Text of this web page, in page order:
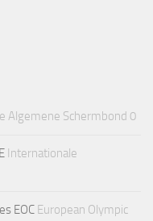
Algemene Schermbond 0
Internationale
EOC European Olympic